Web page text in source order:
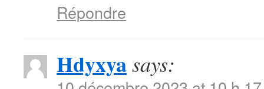
Répondre
Hdyxyasays: